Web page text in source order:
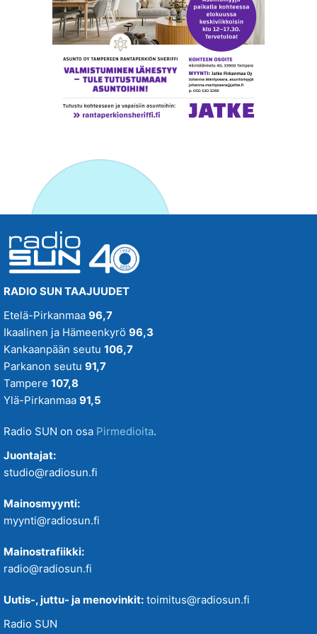
RADIO SUN TAAJUUDET
Etelä-Pirkanmaa 96,7
Ikaalinen ja Hämeenkyrö 96,3
Kankaanpään seutu 106,7
Parkanon seutu 91,7
Tampere 107,8
Ylä-Pirkanmaa 91,5
Radio SUN on osa Pirmedioita.
Juontajat:
studio@radiosun.fi
Mainosmyynti:
myynti@radiosun.fi
Mainostrafiikki:
radio@radiosun.fi
Uutis-, juttu- ja menovinkit: toimitus@radiosun.fi
Radio SUN